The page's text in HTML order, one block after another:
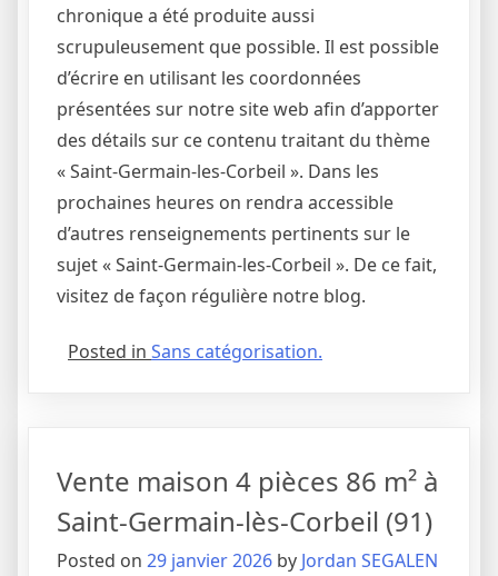
chronique a été produite aussi
scrupuleusement que possible. Il est possible
d’écrire en utilisant les coordonnées
présentées sur notre site web afin d’apporter
des détails sur ce contenu traitant du thème
« Saint-Germain-les-Corbeil ». Dans les
prochaines heures on rendra accessible
d’autres renseignements pertinents sur le
sujet « Saint-Germain-les-Corbeil ». De ce fait,
visitez de façon régulière notre blog.
Posted in Sans catégorisation.
Vente maison 4 pièces 86 m² à
Saint-Germain-lès-Corbeil (91)
Posted on 29 janvier 2026 by Jordan SEGALEN